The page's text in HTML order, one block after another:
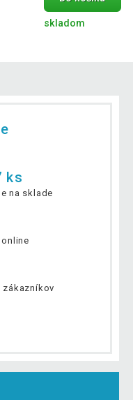
skladom
ks
na sklade
zákazníkov